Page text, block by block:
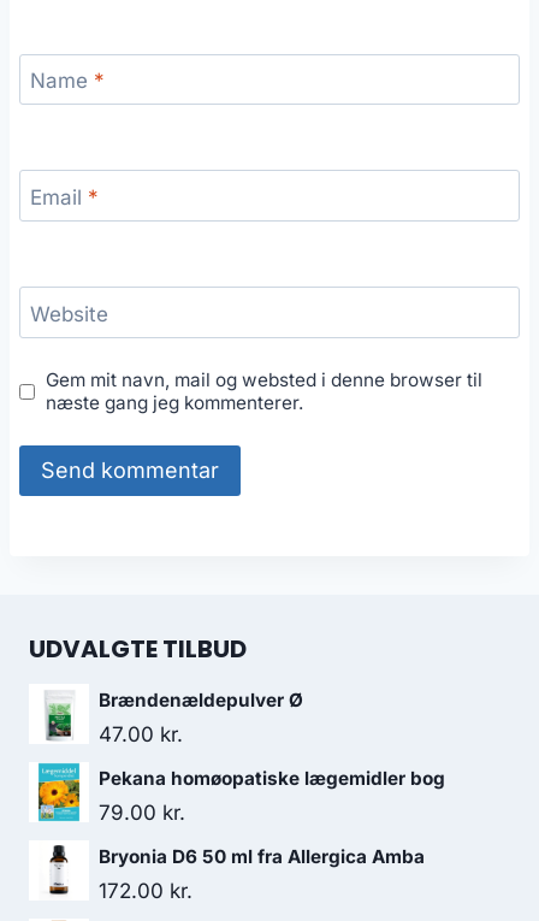
Name *
Email *
Website
Gem mit navn, mail og websted i denne browser til
næste gang jeg kommenterer.
UDVALGTE TILBUD
Brændenældepulver Ø
47.00 kr.
Pekana homøopatiske lægemidler bog
79.00 kr.
Bryonia D6 50 ml fra Allergica Amba
172.00 kr.